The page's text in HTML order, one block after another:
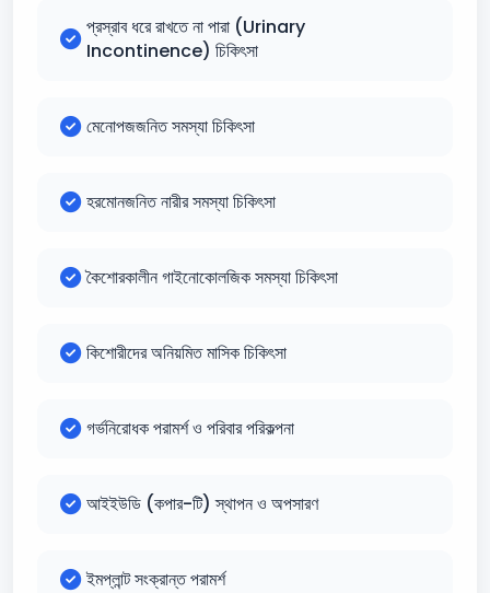
প্রস্রাব ধরে রাখতে না পারা (Urinary
Incontinence) চিকিৎসা
মেনোপজজনিত সমস্যা চিকিৎসা
হরমোনজনিত নারীর সমস্যা চিকিৎসা
কৈশোরকালীন গাইনোকোলজিক সমস্যা চিকিৎসা
কিশোরীদের অনিয়মিত মাসিক চিকিৎসা
গর্ভনিরোধক পরামর্শ ও পরিবার পরিকল্পনা
আইইউডি (কপার-টি) স্থাপন ও অপসারণ
ইমপ্লান্ট সংক্রান্ত পরামর্শ